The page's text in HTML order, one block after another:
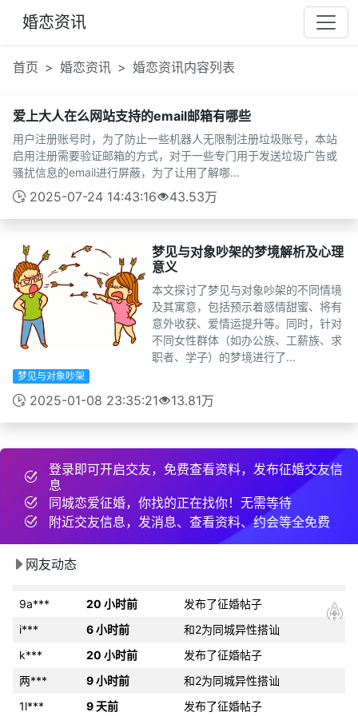
婚恋资讯
首页 婚恋资讯 婚恋资讯内容列表
爱上大人在么网站支持的email邮箱有哪些
用户注册账号时，为了防止一些机器人无限制注册垃圾账号，本站
启用注册需要验证邮箱的方式，对于一些专门用于发送垃圾广告或
骚扰信息的email进行屏蔽，为了让用了解哪...
2025-07-24 14:43:16 43.53万
梦见与对象吵架的梦境解析及心理
意义
本文探讨了梦见与对象吵架的不同情境
及其寓意，包括预示着感情甜蜜、将有
意外收获、爱情运提升等。同时，针对
不同女性群体（如办公族、工薪族、求
职者、学子）的梦境进行了...
梦见与对象吵架
2025-01-08 23:35:21 13.81万
登录即可开启交友，免费查看资料，发布征婚交友信
息
同城恋爱征婚，你找的正在找你！无需等待
附近交友信息，发消息、查看资料、约会等全免费
网友动态
9s*** 刚刚
互加了QQ
压***
16 天前
互加了微信
68***
12 小时前
约好线下见面
9a***
20 小时前
发布了征婚帖子
i***
6 小时前
和2为同城异性搭讪
k***
20 小时前
发布了征婚帖子
两***
9 小时前
和2为同城异性搭讪
1l***
9 天前 发布了征婚帖子
9s*** 刚刚
互加了QQ
68***
12 小时前
约好线下见面
治***
46 分钟前
发布了征婚帖子
w***
9 小时前
和2为同城异性搭讪
9a***
20 小时前
发布了征婚帖子
i***
6 小时前
和2为同城异性搭讪
k***
20 小时前
发布了征婚帖子
两***
9 小时前
1l***
9 天前
发布了征婚帖子
会***
28 天前
发布了征婚帖子
7r***
29 天前
发布了征婚帖子
色***
59 分钟前
改***
15 天前
发布了征婚帖子
1u***
20 天前
和2为同城异性搭讪
门***
22 天前 互加了微信